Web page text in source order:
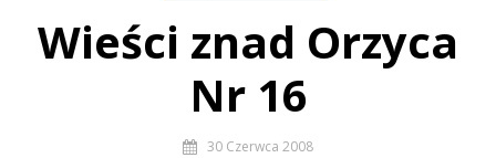
Wieści znad Orzyca
Nr 16
30 Czerwca 2008